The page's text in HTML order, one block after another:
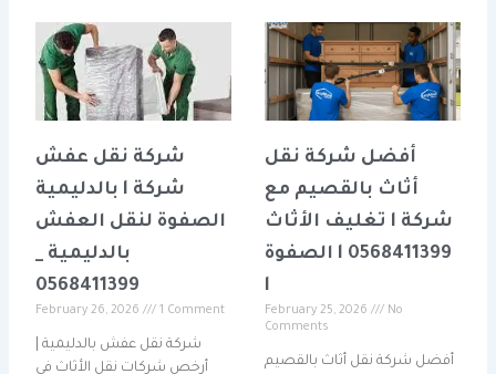
شركة نقل عفش
بالدليمية l شركة
الصفوة لنقل العفش
بالدليمية _
0568411399
February 26, 2026 1 Comment
شركة نقل عفش بالدليمية |
أرخص شركات نقل الأثاث في
أفضل شركة نقل
أثاث بالقصيم مع
تغليف الأثاث l شركة
الصفوة l 0568411399
l
February 25, 2026
No
Comments
أفضل شركة نقل أثاث بالقصيم